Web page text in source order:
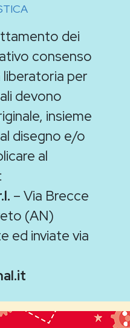
dei
consenso
per
devono
insieme
disegno e/o
al
– Via Brecce
(AN)
ed inviate via